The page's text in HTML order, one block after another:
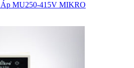
MU250-415V MIKRO